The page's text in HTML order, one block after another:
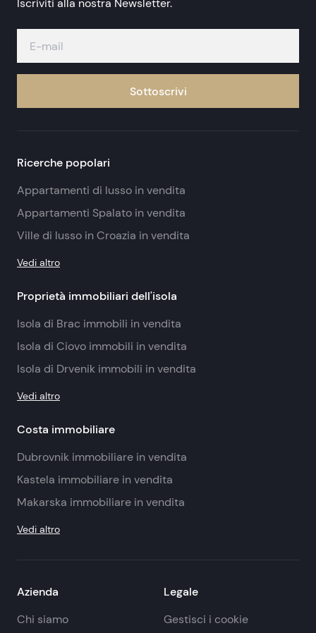
Iscriviti alla nostra Newsletter.
Sottoscrivi
Ricerche popolari
Appartamenti di lusso in vendita
Appartamenti Spalato in vendita
Ville di lusso in Croazia in vendita
Vedi altro
Proprietà immobiliari dell'isola
Isola di Brac immobili in vendita
Isola di Ciovo immobili in vendita
Isola di Drvenik immobili in vendita
Vedi altro
Costa immobiliare
Dubrovnik immobiliare in vendita
Kastela immobiliare in vendita
Makarska immobiliare in vendita
Vedi altro
Azienda
Chi siamo
Legale
Gestisci i cookie